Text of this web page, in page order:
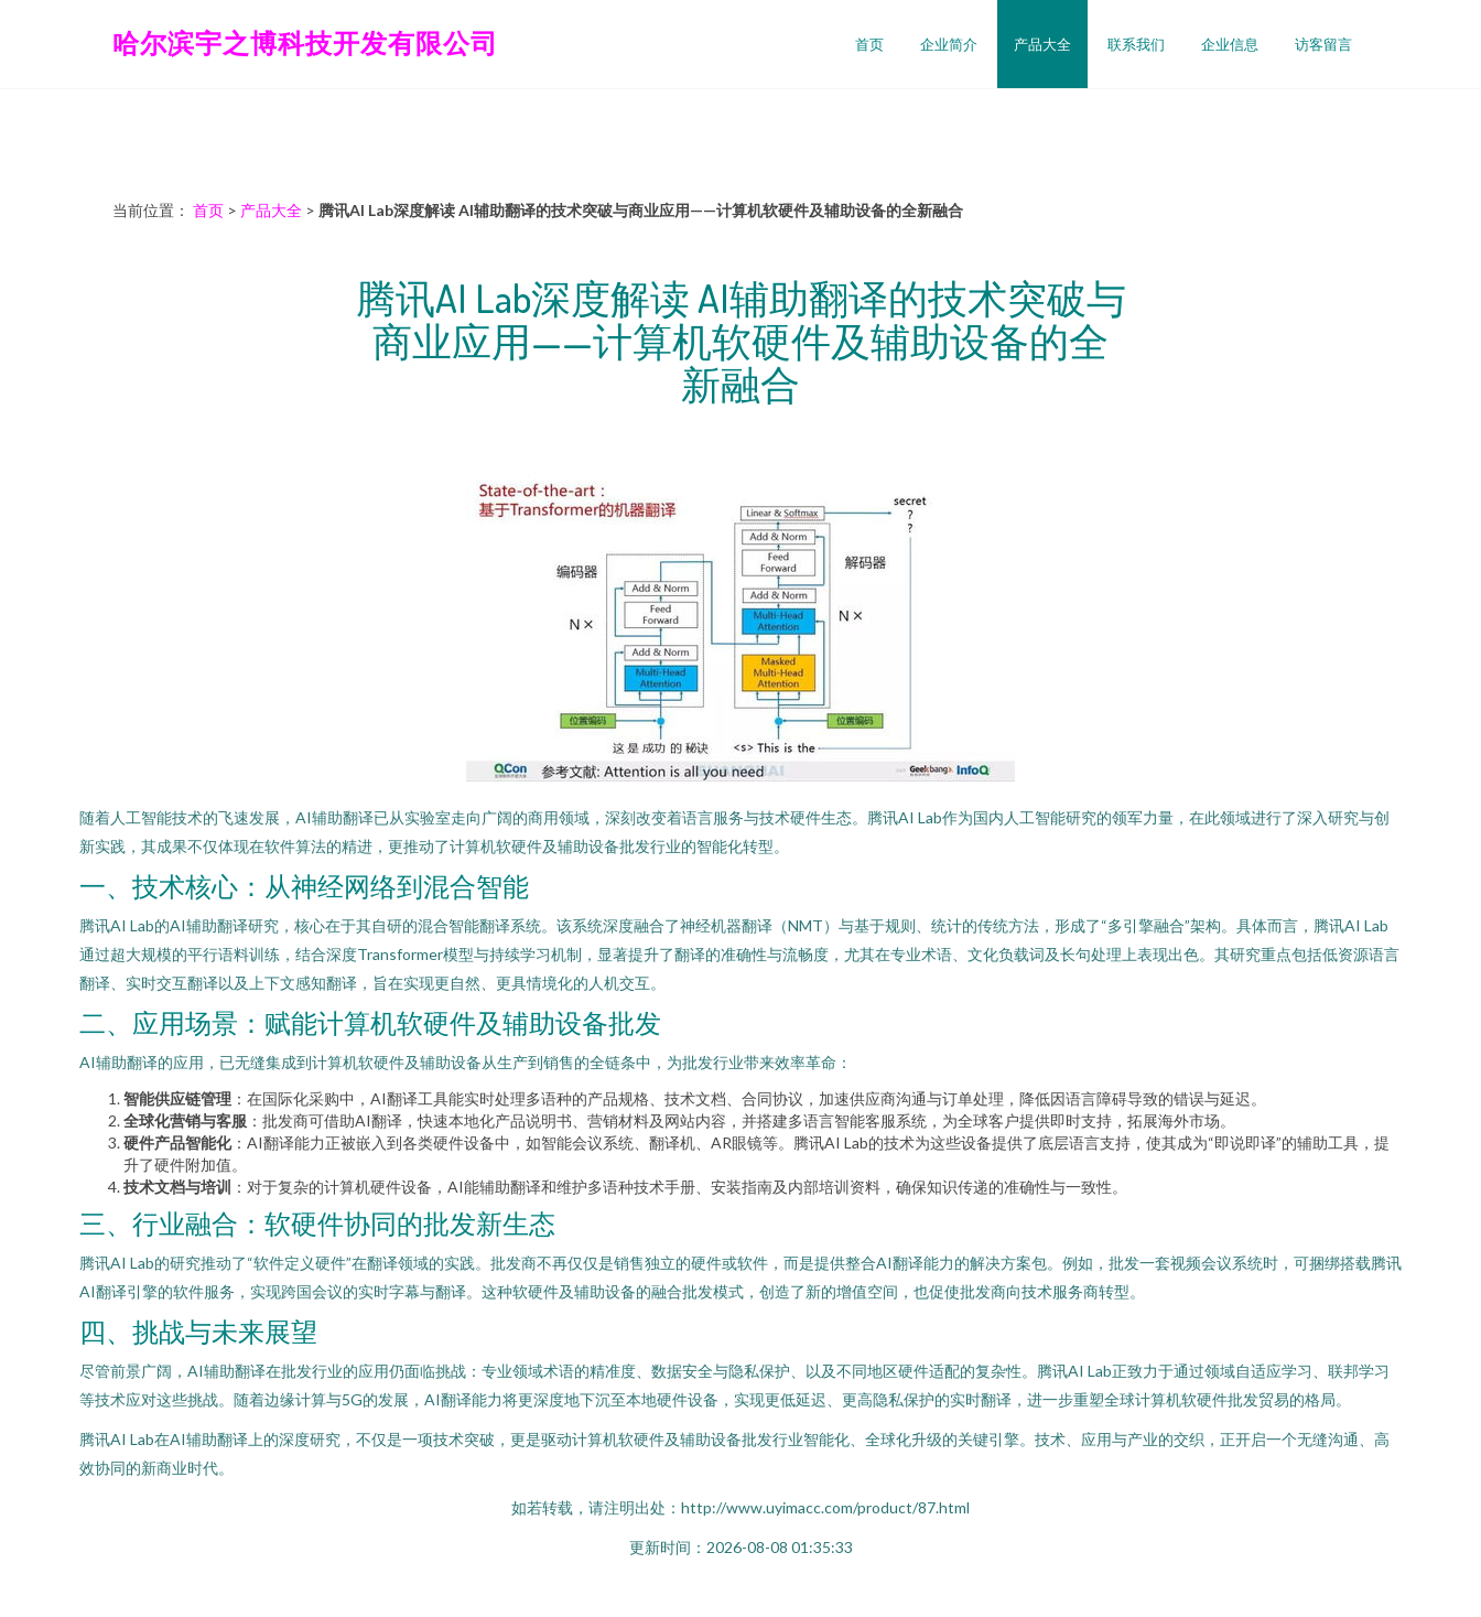
哈尔滨宇之博科技开发有限公司 首页 企业简介 产品大全 联系我们 企业信息 访客留言
当前位置： 首页 > 产品大全 > 腾讯AI Lab深度解读 AI辅助翻译的技术突破与商业应用——计算机软硬件及辅助设备的全新融合
腾讯AI Lab深度解读 AI辅助翻译的技术突破与
商业应用——计算机软硬件及辅助设备的全
新融合
随着人工智能技术的飞速发展，AI辅助翻译已从实验室走向广阔的商用领域，深刻改变着语言服务与技术硬件生态。腾讯AI Lab作为国内人工智能研究的领军力量，在此领域进行了深入研究与创
新实践，其成果不仅体现在软件算法的精进，更推动了计算机软硬件及辅助设备批发行业的智能化转型。
一、技术核心：从神经网络到混合智能
腾讯AI Lab的AI辅助翻译研究，核心在于其自研的混合智能翻译系统。该系统深度融合了神经机器翻译（NMT）与基于规则、统计的传统方法，形成了“多引擎融合”架构。具体而言，腾讯AI Lab
通过超大规模的平行语料训练，结合深度Transformer模型与持续学习机制，显著提升了翻译的准确性与流畅度，尤其在专业术语、文化负载词及长句处理上表现出色。其研究重点包括低资源语言
翻译、实时交互翻译以及上下文感知翻译，旨在实现更自然、更具情境化的人机交互。
二、应用场景：赋能计算机软硬件及辅助设备批发
AI辅助翻译的应用，已无缝集成到计算机软硬件及辅助设备从生产到销售的全链条中，为批发行业带来效率革命：
智能供应链管理 ：在国际化采购中，AI翻译工具能实时处理多语种的产品规格、技术文档、合同协议，加速供应商沟通与订单处理，降低因语言障碍导致的错误与延迟。
全球化营销与客服 ：批发商可借助AI翻译，快速本地化产品说明书、营销材料及网站内容，并搭建多语言智能客服系统，为全球客户提供即时支持，拓展海外市场。
硬件产品智能化：AI翻译能力正被嵌入到各类硬件设备中，如智能会议系统、翻译机、AR眼镜等。腾讯AI Lab的技术为这些设备提供了底层语言支持，使其成为“即说即译”的辅助工具，提
升了硬件附加值。
技术文档与培训 ：对于复杂的计算机硬件设备，AI能辅助翻译和维护多语种技术手册、安装指南及内部培训资料，确保知识传递的准确性与一致性。
三、行业融合：软硬件协同的批发新生态
腾讯AI Lab的研究推动了“软件定义硬件”在翻译领域的实践。批发商不再仅仅是销售独立的硬件或软件，而是提供整合AI翻译能力的解决方案包。例如，批发一套视频会议系统时，可捆绑搭载腾讯
AI翻译引擎的软件服务，实现跨国会议的实时字幕与翻译。这种软硬件及辅助设备的融合批发模式，创造了新的增值空间，也促使批发商向技术服务商转型。
四、挑战与未来展望
尽管前景广阔，AI辅助翻译在批发行业的应用仍面临挑战：专业领域术语的精准度、数据安全与隐私保护、以及不同地区硬件适配的复杂性。腾讯AI Lab正致力于通过领域自适应学习、联邦学习
等技术应对这些挑战。随着边缘计算与5G的发展，AI翻译能力将更深度地下沉至本地硬件设备，实现更低延迟、更高隐私保护的实时翻译，进一步重塑全球计算机软硬件批发贸易的格局。
腾讯AI Lab在AI辅助翻译上的深度研究，不仅是一项技术突破，更是驱动计算机软硬件及辅助设备批发行业智能化、全球化升级的关键引擎。技术、应用与产业的交织，正开启一个无缝沟通、高
效协同的新商业时代。
如若转载，请注明出处：http://www.uyimacc.com/product/87.html
更新时间：2026-08-08 01:35:33